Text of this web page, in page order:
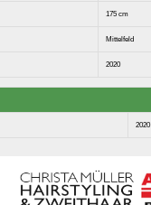
175 cm
Mittelfeld
2020
2020